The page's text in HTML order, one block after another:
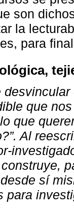
son
la
para
que
que
Al
sí
para